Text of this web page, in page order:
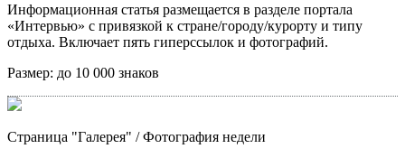
Информационная статья размещается в разделе портала
«Интервью» с привязкой к стране/городу/курорту и типу
отдыха. Включает пять гиперссылок и фотографий.
Размер: до 10 000 знаков
Страница "Галерея" / Фотография недели